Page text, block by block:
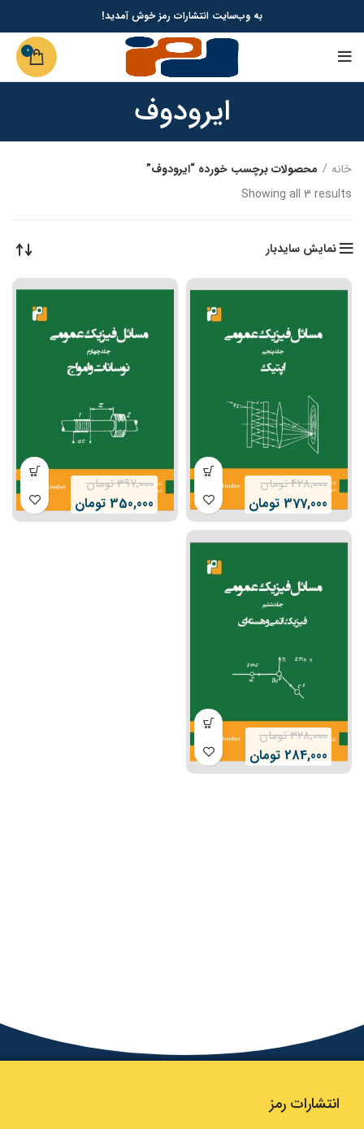
به وب‌سایت انتشارات رمز خوش آمدید!
0
ایرودوف
خانه
محصولات برچسب خورده “ایرودوف”
Showing all 3 results
نمایش سایدبار
428,000تومان
377,000 تومان
397,000تومان
350,000 تومان
328,000تومان
284,000 تومان
انتشارات رمز